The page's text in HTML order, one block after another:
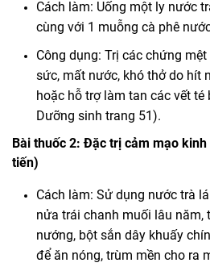
Cách làm: Uống một ly nước
cùng với 1 muỗng cà phê
Công dụng: Trị các chứng
sức, mất nước, khó thở do hít
hoặc hỗ trợ làm tan các vết té
Dưỡng sinh trang 51 ).
Bài thuốc 2: Đặc trị cảm mạo
tiến)
Cách làm: Sử dụng nước trà
nửa trái chanh muối lâu năm,
nướng, bột sắn dây khuấy
để ăn nóng, trùm mền cho ra